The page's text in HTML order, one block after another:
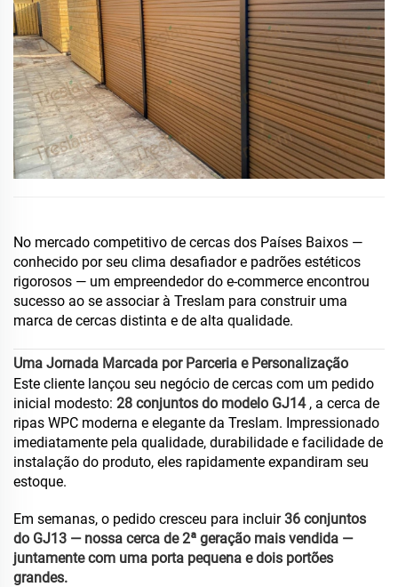
No mercado competitivo de cercas dos Países Baixos —
conhecido por seu clima desafiador e padrões estéticos
rigorosos — um empreendedor do e-commerce encontrou
sucesso ao se associar à Treslam para construir uma
marca de cercas distinta e de alta qualidade.
Uma Jornada Marcada por Parceria e Personalização
Este cliente lançou seu negócio de cercas com um pedido
inicial modesto: 28 conjuntos do modelo GJ14 , a cerca de
ripas WPC moderna e elegante da Treslam. Impressionado
imediatamente pela qualidade, durabilidade e facilidade de
instalação do produto, eles rapidamente expandiram seu
estoque.
Em semanas, o pedido cresceu para incluir36 conjuntos
do GJ13 — nossa cerca de 2ª geração mais vendida —
juntamente com uma porta pequena e dois portões
grandes.